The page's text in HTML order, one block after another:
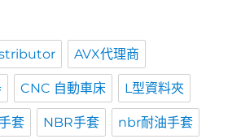
AVX代理商
CNC 自動車床 L型資料夾
套 NBR手套 nbr耐油手套